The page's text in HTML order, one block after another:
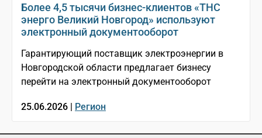
Более 4,5 тысячи бизнес-клиентов «ТНС
энерго Великий Новгород» используют
электронный документооборот
Гарантирующий поставщик электроэнергии в
Новгородской области предлагает бизнесу
перейти на электронный документооборот
25.06.2026 | Регион